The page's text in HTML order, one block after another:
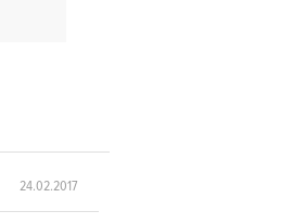
24.02.2017